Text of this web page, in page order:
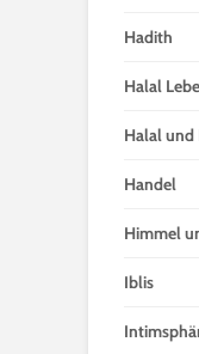
Hadith
Halal
Halal und
Handel
Himmel
Iblis